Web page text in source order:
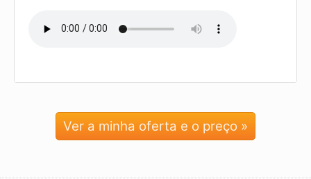
Ver a minha oferta e o preço »